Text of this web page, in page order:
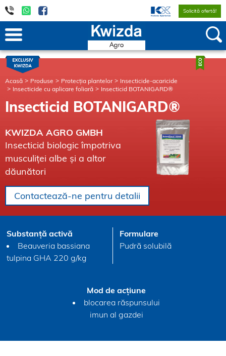
Solicită ofertă!
Acasă Produse Protecția plantelor
Insecticide-acaricide
Insecticide cu aplicare foliară
Insecticid BOTANIGARD®
Insecticid BOTANIGARD®
KWIZDA AGRO GMBH
Insecticid biologic împotriva
musculiței albe și a altor
dăunători
Contactează-ne pentru detalii
Substanță activă
Beauveria bassiana
tulpina GHA 220 g/kg
Formulare
Pudră solubilă
Mod de acțiune
blocarea răspunsului
imun al gazdei